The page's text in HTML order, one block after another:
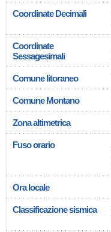
Coordinate Decimali
Coordinate
Sessagesimali
Comune litoraneo
Comune Montano
Zona altimetrica
Fuso orario
Ora locale
Classificazione sismica